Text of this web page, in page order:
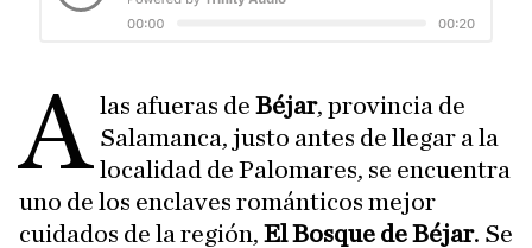
A las afueras deBéjar, provincia de
Salamanca, justo antes de llegar a la
localidad de Palomares, se encuentra
uno de los enclaves románticos mejor
cuidados de la región, El Bosque de Béjar. Se